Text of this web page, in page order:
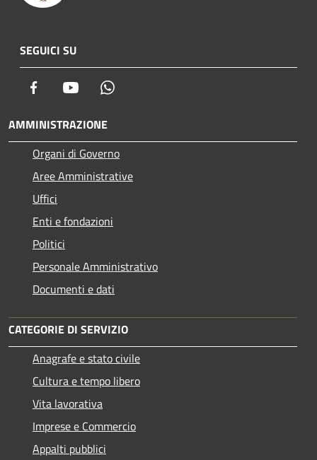
SEGUICI SU
Facebook Youtube
AMMINISTRAZIONE
Organi di Governo
Aree Amministrative
Uffici
Enti e fondazioni
Politici
Personale Amministrativo
Documenti e dati
CATEGORIE DI SERVIZIO
Anagrafe e stato civile
Cultura e tempo libero
Vita lavorativa
Imprese e Commercio
Appalti pubblici